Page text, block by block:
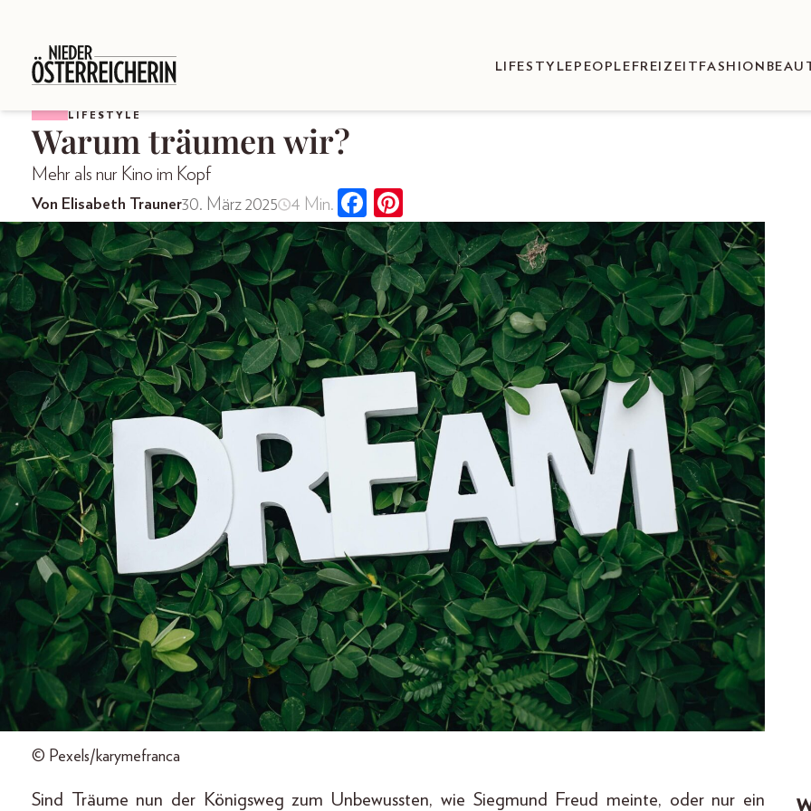
LIFESTYLE PEOPLE FREIZEIT FASHION
LIFESTYLE
Warum träumen wir?
Mehr als nur Kino im Kopf
Von Elisabeth Trauner30. März 2025 4 Min.
© Pexels/karymefranca
Sind Träume nun der Königsweg zum Unbewussten, wie Siegmund Freud meinte, oder nur ein